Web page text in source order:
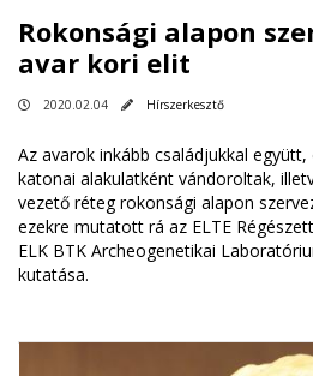
Rokonsági alapon
avar kori elit
2020.02.04 Hírszerkesztő
Az avarok inkább családjukkal
katonai alakulatként vándoroltak,
vezető réteg rokonsági alapon
ezekre mutatott rá az ELTE
ELK BTK Archeogenetikai
kutatása.